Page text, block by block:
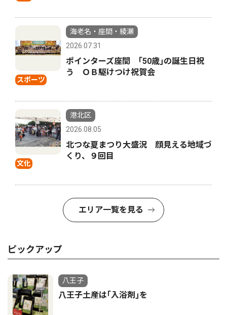
スポーツ
海老名・座間・綾瀬
2026.07.31
ポインターズ座間 ｢50歳｣の誕生日祝
う ＯＢ駆けつけ祝賀会
文化
港北区
2026.08.05
北つな夏まつり大盛況 顔見える地域づ
くり、９回目
エリア一覧を見る
ピックアップ
八王子
八王子土産は｢入浴剤｣を